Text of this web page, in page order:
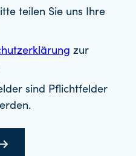
teilen Sie uns Ihre
zur
sind Pflichtfelder